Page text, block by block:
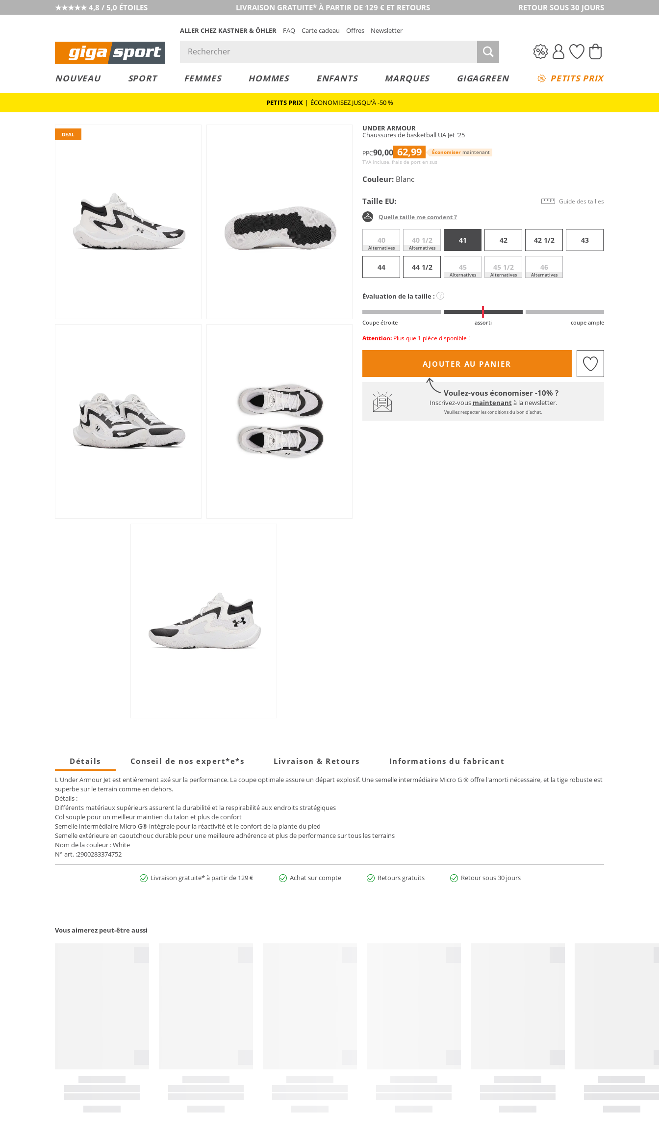
★★★★★ 4,8 / 5,0 ÉTOILES LIVRAISON GRATUITE* À PARTIR DE 129 € ET RETOURS RETOUR SOUS 30 JOURS
ALLER CHEZ KASTNER & ÖHLER FAQ Carte cadeau Offres Newsletter
NOUVEAU SPORT FEMMES HOMMES ENFANTS MARQUES GIGAGREEN PETITS PRIX
PETITS PRIX | ÉCONOMISEZ JUSQU'À -50 %
DEAL
UNDER ARMOUR
Chaussures de basketball UA Jet '25
PPC90,00 62,99 Économiser maintenant
TVA incluse, frais de port en sus
Couleur: Blanc
Taille EU: Guide des tailles
Quelle taille me convient ?
40
Alternatives
40 1/2
Alternatives
41 42 42 1/2 43
44 44 1/2 45
Alternatives
45 1/2
Alternatives
46
Alternatives
Évaluation de la taille : ?
Coupe étroite assorti coupe ample
Attention: Plus que 1 pièce disponible !
AJOUTER AU PANIER
Voulez-vous économiser -10% ?
Inscrivez-vous maintenantà la newsletter.
Veuillez respecter les conditions du bon d'achat.
Détails Conseil de nos expert*e*s Livraison & Retours Informations du fabricant
L'Under Armour Jet est entièrement axé sur la performance. La coupe optimale assure un départ explosif. Une semelle intermédiaire Micro G ® offre l'amorti nécessaire, et la tige robuste est
superbe sur le terrain comme en dehors.
Détails :
Différents matériaux supérieurs assurent la durabilité et la respirabilité aux endroits stratégiques
Col souple pour un meilleur maintien du talon et plus de confort
Semelle intermédiaire Micro G® intégrale pour la réactivité et le confort de la plante du pied
Semelle extérieure en caoutchouc durable pour une meilleure adhérence et plus de performance sur tous les terrains
Nom de la couleur : White
N° art. :2900283374752
Livraison gratuite* à partir de 129 € Achat sur compte Retours gratuits Retour sous 30 jours
Vous aimerez peut-être aussi